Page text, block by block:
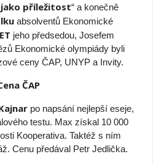
jako příležitost“ a konečně
absolventů Ekonomické
jeho předsedou, Josefem
Ekonomické olympiády byli
ceny ČAP, UNYP a Invity.
ČAP
po napsání nejlepší eseje,
testu. Max získal 10 000
Kooperativa. Taktéž s ním
Cenu předával Petr Jedlička.